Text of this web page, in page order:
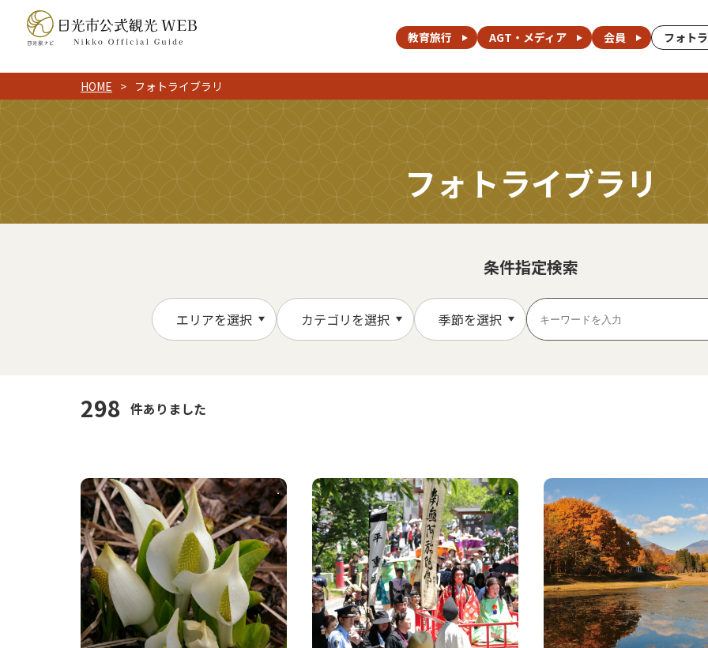
教育旅行 AGT・メディア 会員 フォト
HOME フォトライブラリ
フォトライブラリ
条件指定検索
エリアを選択 カテゴリを選択 季節を選択
298 件ありました